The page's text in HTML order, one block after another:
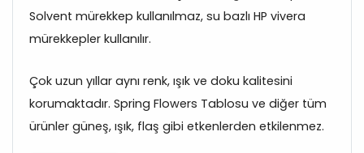
Solvent mürekkep kullanılmaz, su bazlı HP vivera
mürekkepler kullanılır.
Çok uzun yıllar aynı renk, ışık ve doku kalitesini
korumaktadır. Spring Flowers Tablosu ve diğer tüm
ürünler güneş, ışık, flaş gibi etkenlerden etkilenmez.